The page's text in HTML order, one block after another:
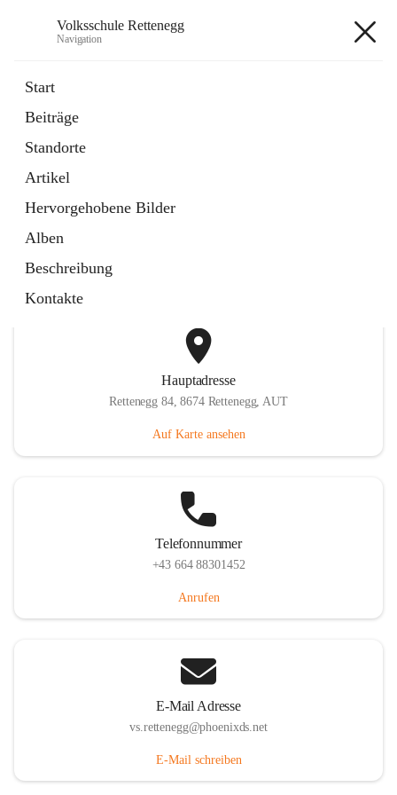
Volksschule Rettenegg
Navigation
Start
Beiträge
Standorte
Artikel
Hervorgehobene Bilder
Alben
Beschreibung
Kontakte
Externe Webseite
in
Tab
Termine Schuljahr 2025/2026
Artikel
öffnet
in
neuem
Tab
Hauptadresse
Rettenegg 84, 8674 Rettenegg, AUT
Auf Karte ansehen
Telefonnummer
+43 664 88301452
Anrufen
E-Mail Adresse
vs.rettenegg@phoenixds.net
E-Mail schreiben